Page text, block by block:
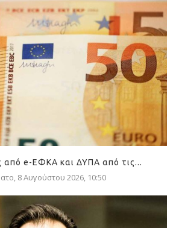
από e-ΕΦΚΑ και ΔΥΠΑ από τις...
8 Αυγούστου 2026, 10:50